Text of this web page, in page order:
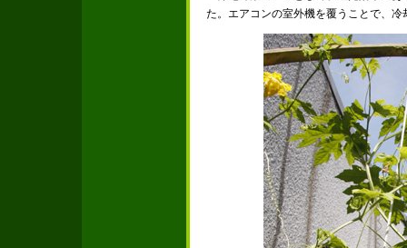
た。エアコンの室外機を覆うことで、